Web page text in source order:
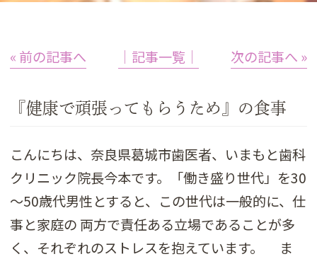
« 前の記事へ │記事一覧│ 次の記事へ »
『健康で頑張ってもらうため』の食事
こんにちは、奈良県葛城市歯医者、いまもと歯科
クリニック院長今本です。「働き盛り世代」を30
～50歳代男性とすると、この世代は一般的に、仕
事と家庭の 両方で責任ある立場であることが多
く、それぞれのストレスを抱えています。 ま